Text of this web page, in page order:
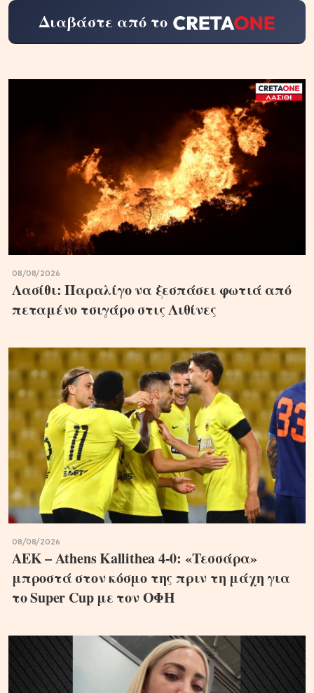
Διαβάστε από το
08/08/2026
Λασίθι: Παραλίγο να ξεσπάσει φωτιά από
πεταμένο τσιγάρο στις Λιθίνες
08/08/2026
ΑΕΚ – Athens Kallithea 4-0: «Τεσσάρα»
μπροστά στον κόσμο της πριν τη μάχη για
το Super Cup με τον ΟΦΗ